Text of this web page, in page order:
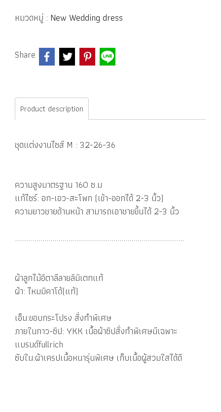
หมวดหมู่ : New Wedding dress
Share
Product description
ชุดแต่งงานไซส์ M : 32-26-36
ความสูงมาตรฐาน 160 ซ.ม
แก้ไซร์: อก-เอว-สะโพก (เข้า-ออกได้ 2-3 นิ้ว)
ความยาวชายด้านหน้า สามารถเอาชายขี้นได้ 2-3 นิ้ว
......................................................................................
ผ้าลูกไม้อิตาลีลายลิมิเตทแท้
ผ้า: ไหมมิคาโด้(แท้)
เอ็น:ขอบกระโปรง สั่งทำพิเศษ
ภายในกาว-ซิป: YKK เนื้อผ้าซิปสั่งทำพิเศษมีเฉพาะ
แบรนด์fullrich
ซับใน:ผ้าเครปเนื้อหนารุ่นพิเศษ เก็บเนื้อผู้สวมใสได้ดี